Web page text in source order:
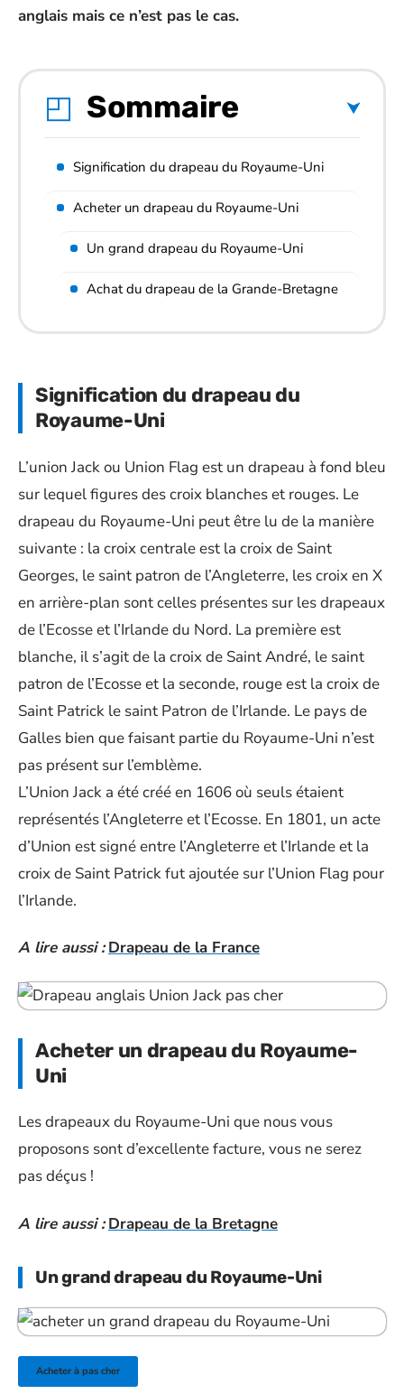
anglais mais ce n’est pas le cas.
Sommaire
Signification du drapeau du Royaume-Uni
Acheter un drapeau du Royaume-Uni
Un grand drapeau du Royaume-Uni
Achat du drapeau de la Grande-Bretagne
Signification du drapeau du
Royaume-Uni
L’union Jack ou Union Flag est un drapeau à fond bleu
sur lequel figures des croix blanches et rouges. Le
drapeau du Royaume-Uni peut être lu de la manière
suivante : la croix centrale est la croix de Saint
Georges, le saint patron de l’Angleterre, les croix en X
en arrière-plan sont celles présentes sur les drapeaux
de l’Ecosse et l’Irlande du Nord. La première est
blanche, il s’agit de la croix de Saint André, le saint
patron de l’Ecosse et la seconde, rouge est la croix de
Saint Patrick le saint Patron de l’Irlande. Le pays de
Galles bien que faisant partie du Royaume-Uni n’est
pas présent sur l’emblème.
L’Union Jack a été créé en 1606 où seuls étaient
représentés l’Angleterre et l’Ecosse. En 1801, un acte
d’Union est signé entre l’Angleterre et l’Irlande et la
croix de Saint Patrick fut ajoutée sur l’Union Flag pour
l’Irlande.
A lire aussi : Drapeau de la France
Acheter un drapeau du Royaume-
Uni
Les drapeaux du Royaume-Uni que nous vous
proposons sont d’excellente facture, vous ne serez
pas déçus !
A lire aussi : Drapeau de la Bretagne
Un grand drapeau du Royaume-Uni
Acheter à pas cher